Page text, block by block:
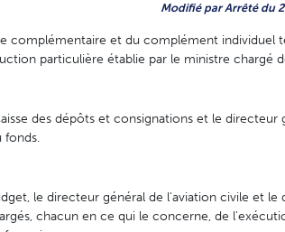
Modifié par Arrêté du
complémentaire et du complément individuel
particulière établie par le ministre chargé
des dépôts et consignations et le directeur
fonds.
le directeur général de l'aviation civile et le
chacun en ce qui le concerne, de